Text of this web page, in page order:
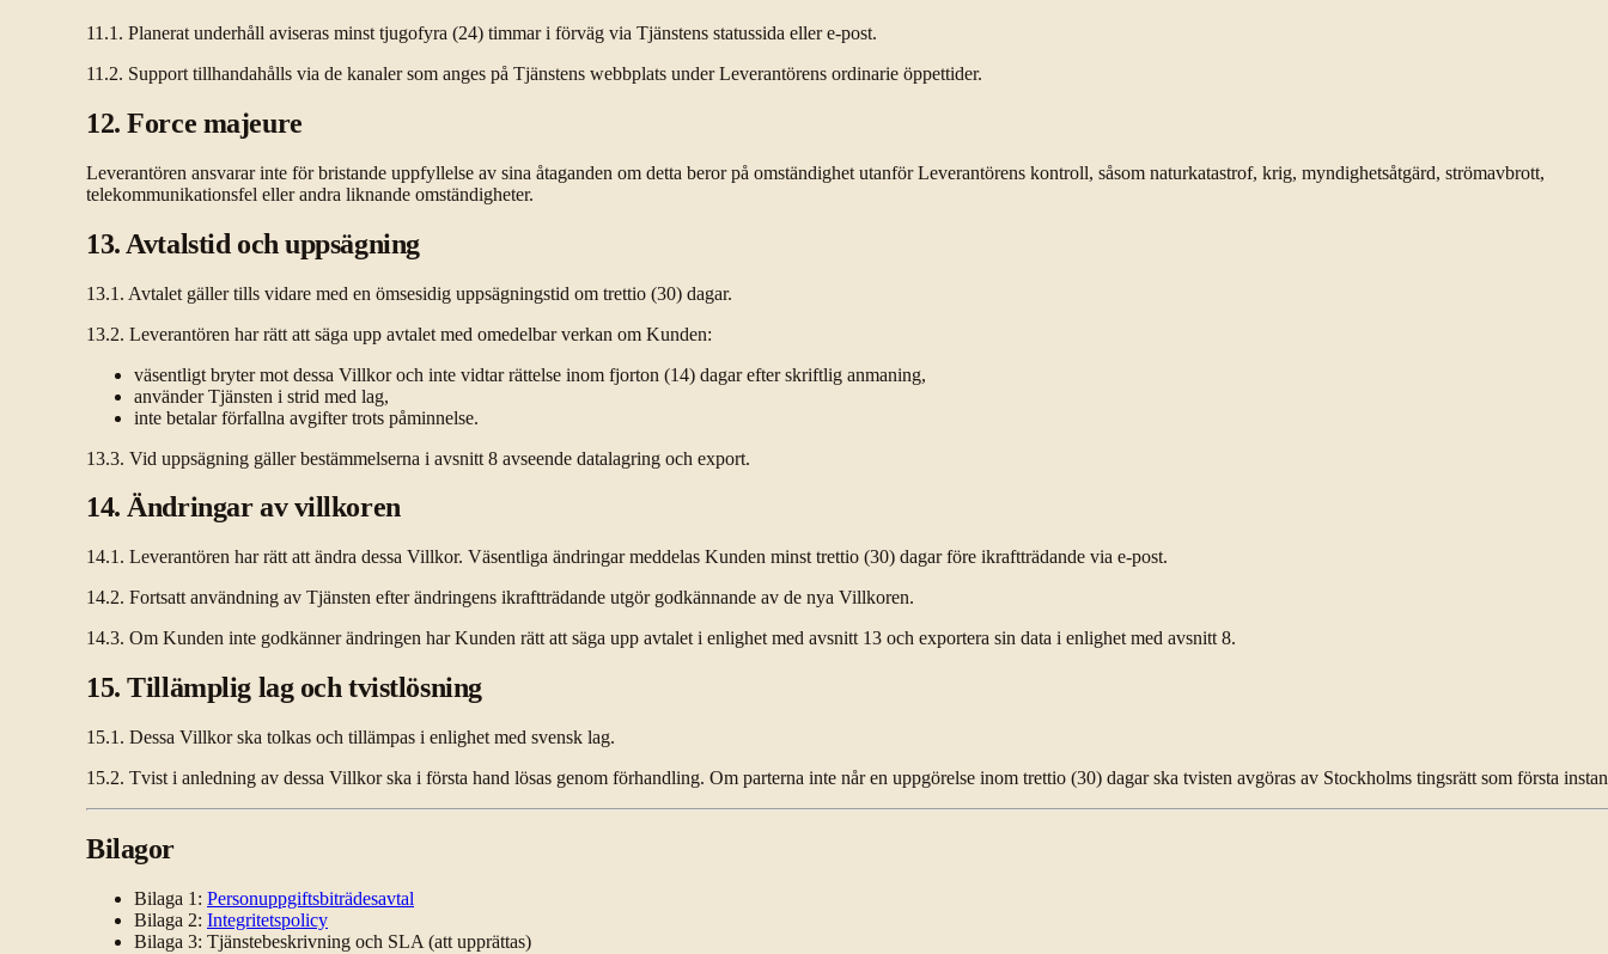
11.1. Planerat underhåll aviseras minst tjugofyra (24) timmar i förväg via Tjänstens statussida eller e-post.
11.2. Support tillhandahålls via de kanaler som anges på Tjänstens webbplats under Leverantörens ordinarie öppettider.
12. Force majeure
Leverantören ansvarar inte för bristande uppfyllelse av sina åtaganden om detta beror på omständighet utanför Leverantörens kontroll, såsom naturkatastrof, krig, myndighetsåtgärd, strömavbrott,
telekommunikationsfel eller andra liknande omständigheter.
13. Avtalstid och uppsägning
13.1. Avtalet gäller tills vidare med en ömsesidig uppsägningstid om trettio (30) dagar.
13.2. Leverantören har rätt att säga upp avtalet med omedelbar verkan om Kunden:
väsentligt bryter mot dessa Villkor och inte vidtar rättelse inom fjorton (14) dagar efter skriftlig anmaning,
använder Tjänsten i strid med lag,
inte betalar förfallna avgifter trots påminnelse.
13.3. Vid uppsägning gäller bestämmelserna i avsnitt 8 avseende datalagring och export.
14. Ändringar av villkoren
14.1. Leverantören har rätt att ändra dessa Villkor. Väsentliga ändringar meddelas Kunden minst trettio (30) dagar före ikraftträdande via e-post.
14.2. Fortsatt användning av Tjänsten efter ändringens ikraftträdande utgör godkännande av de nya Villkoren.
14.3. Om Kunden inte godkänner ändringen har Kunden rätt att säga upp avtalet i enlighet med avsnitt 13 och exportera sin data i enlighet med avsnitt 8.
15. Tillämplig lag och tvistlösning
15.1. Dessa Villkor ska tolkas och tillämpas i enlighet med svensk lag.
15.2. Tvist i anledning av dessa Villkor ska i första hand lösas genom förhandling. Om parterna inte når en uppgörelse inom trettio (30) dagar ska tvisten avgöras av Stockholms tingsrätt som första
Bilagor
Bilaga 1: Personuppgiftsbiträdesavtal
Bilaga 2: Integritetspolicy
Bilaga 3: Tjänstebeskrivning och SLA (att upprättas)